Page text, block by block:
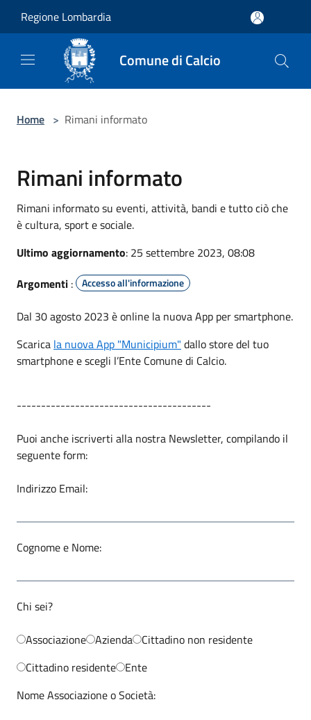
Regione Lombardia
Comune di Calcio
Home > Rimani informato
Rimani informato
Rimani informato su eventi, attività, bandi e tutto ciò che
è cultura, sport e sociale.
Ultimo aggiornamento: 25 settembre 2023, 08:08
Argomenti : Accesso all'informazione
Dal 30 agosto 2023 è online la nuova App per smartphone.
Scarica la nuova App "Municipium" dallo store del tuo
smartphone e scegli l’Ente Comune di Calcio.
----------------------------------------
Puoi anche iscriverti alla nostra Newsletter, compilando il
seguente form:
Indirizzo Email:
Cognome e Nome:
Chi sei?
Associazione Azienda Cittadino non residente
Cittadino residente Ente
Nome Associazione o Società: